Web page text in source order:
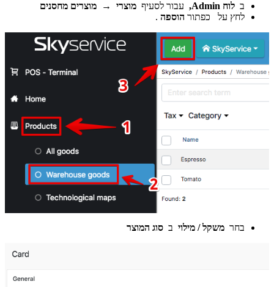
ב לוח Admin, עבור לסעיף מוצרי → מוצרים מחסנים
לחץ על כפתור הוספה .
בחר משקל / מילוי ב סוג המוצר